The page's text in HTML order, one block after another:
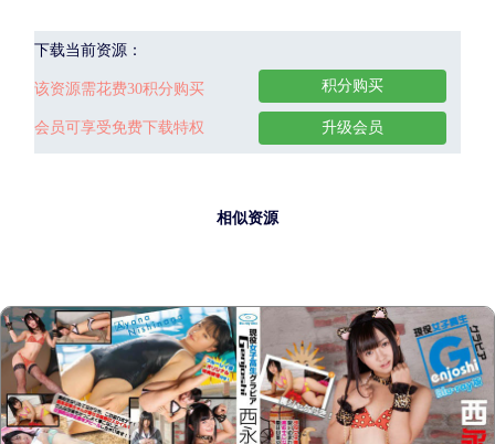
下载当前资源：
该资源需花费30积分购买
会员可享受免费下载特权
积分购买
升级会员
相似资源